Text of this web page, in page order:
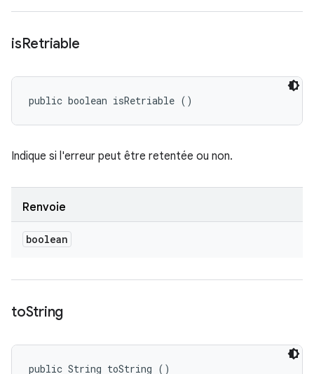
isRetriable
public boolean isRetriable ()
Indique si l'erreur peut être retentée ou non.
Renvoie
boolean
toString
public String toString ()